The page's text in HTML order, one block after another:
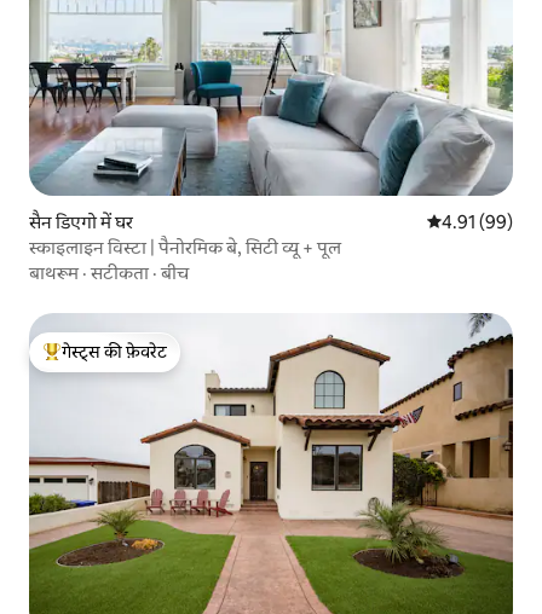
सैन डिएगो में घर औसत रेटिंग 5 में
4.91 (99)
स्काइलाइन विस्टा | पैनोरमिक बे, सिटी व्यू + पूल
बाथरूम·सटीकता ·बीच
गेस्ट्स का टॉप फ़ेवरेट
गेस्ट्स की फ़ेवरेट